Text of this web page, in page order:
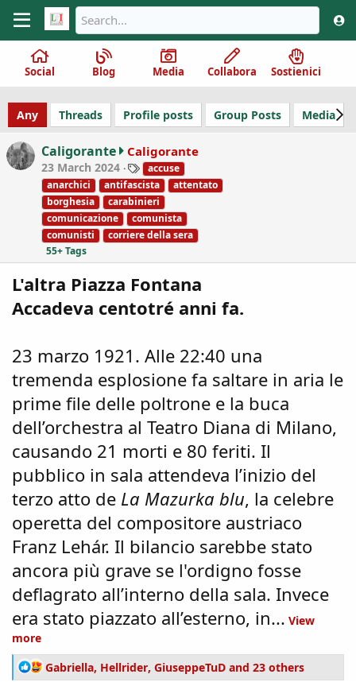
Social Blog Media Collabora Sostienici
Any Threads Profile posts Group Posts Media
Caligorante Caligorante
23 March 2024
T
a
g
s
accuse
anarchici
antifascista
attentato
borghesia
carabinieri
comunicazione
comunista
comunisti
corriere della sera
55+ Tags
L'altra Piazza Fontana
Accadeva centotré anni fa.
23 marzo 1921. Alle 22:40 una
tremenda esplosione fa saltare in aria le
prime file delle poltrone e la buca
dell’orchestra al Teatro Diana di Milano,
causando 21 morti e 80 feriti. Il
pubblico in sala attendeva l’inizio del
terzo atto de La Mazurka blu, la celebre
operetta del compositore austriaco
Franz Lehár. Il bilancio sarebbe stato
ancora più grave se l'ordigno fosse
deflagrato all’interno della sala. Invece
era stato piazzato all’esterno, in... View
more
R
Gabriella, Hellrider, GiuseppeTuD and 23 others